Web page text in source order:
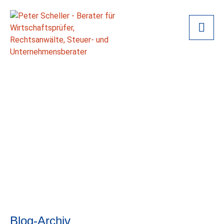
Blog-Archiv